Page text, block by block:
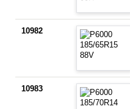
10982
10983